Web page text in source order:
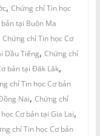
, Chứng chỉ Tin học
tại Buôn Ma
Chứng chỉ Tin học Cơ
Dầu Tiếng, Chứng chỉ
bản tại Đăk Lăk,
chỉ Tin học Cơ bản
Nai, Chứng chỉ
Cơ bản tại Gia Lai,
chỉ Tin học Cơ bản